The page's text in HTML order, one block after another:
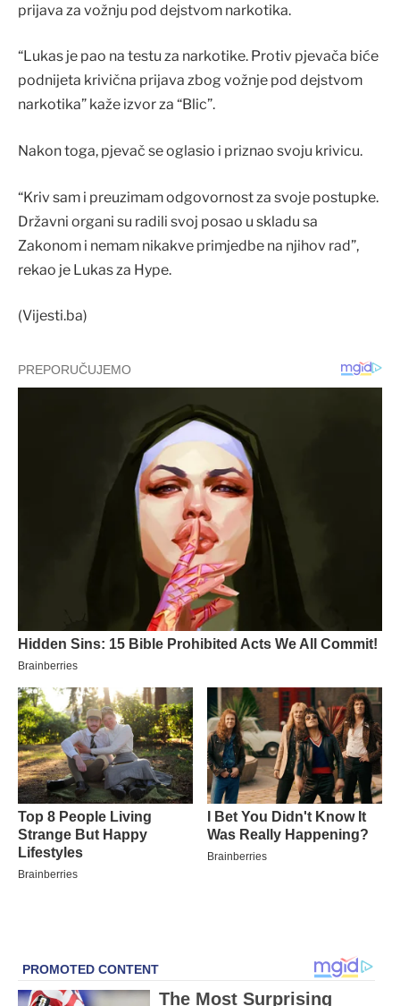
prijava za vožnju pod dejstvom narkotika.
“Lukas je pao na testu za narkotike. Protiv pjevača biće
podnijeta krivična prijava zbog vožnje pod dejstvom
narkotika” kaže izvor za “Blic”.
Nakon toga, pjevač se oglasio i priznao svoju krivicu.
“Kriv sam i preuzimam odgovornost za svoje postupke.
Državni organi su radili svoj posao u skladu sa
Zakonom i nemam nikakve primjedbe na njihov rad”,
rekao je Lukas za Hype.
(Vijesti.ba)